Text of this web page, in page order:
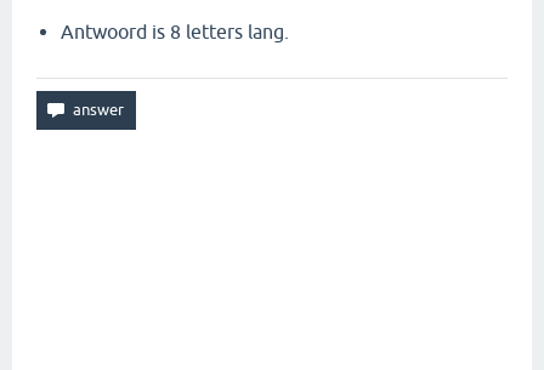
Antwoord is 8 letters lang.